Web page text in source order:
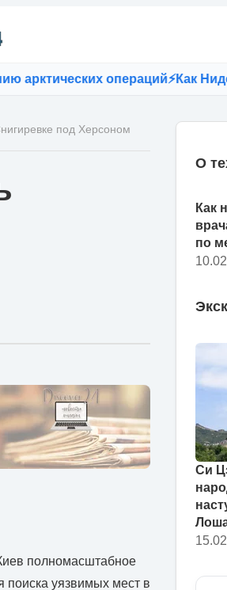
операций⚡Как
под Херсоном
полномасштабное
поиска уязвимых мест в
О
Как
по
Си